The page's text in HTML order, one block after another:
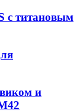
c титановым
и